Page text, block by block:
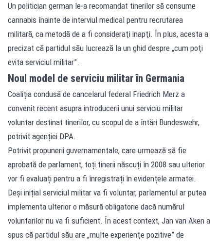
Un politician german le-a recomandat tinerilor să consume
cannabis înainte de interviul medical pentru recrutarea
militară, ca metodă de a fi consideraţi inapţi. În plus, acesta a
precizat că partidul său lucrează la un ghid despre „cum poţi
evita serviciul militar”.
Noul model de serviciu militar în Germania
Coaliția condusă de cancelarul federal Friedrich Merz a
convenit recent asupra introducerii unui serviciu militar
voluntar destinat tinerilor, cu scopul de a întări Bundeswehr,
potrivit agenției DPA.
Potrivit propunerii guvernamentale, care urmează să fie
aprobată de parlament, toți tinerii născuți în 2008 sau ulterior
vor fi evaluați pentru a fi înregistrați în evidențele armatei.
Deși inițial serviciul militar va fi voluntar, parlamentul ar putea
implementa ulterior o măsură obligatorie dacă numărul
voluntarilor nu va fi suficient. În acest context, Jan van Aken a
spus că partidul său are „multe experienţe pozitive” de